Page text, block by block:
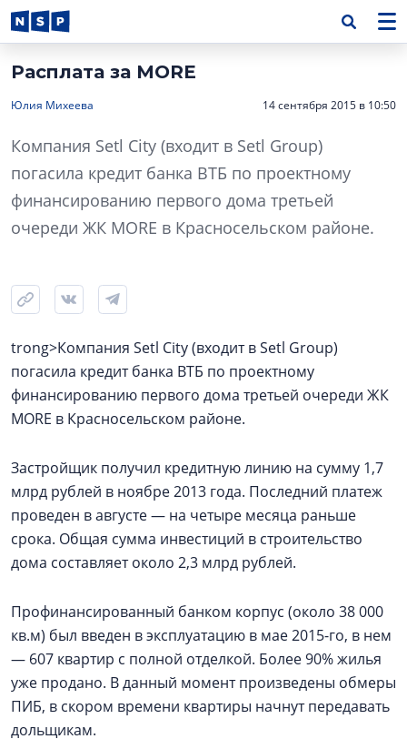
Расплата за MORE
Юлия Михеева 14 сентября 2015 в 10:50
Компания Setl City (входит в Setl Group)
погасила кредит банка ВТБ по проектному
финансированию первого дома третьей
очереди ЖК MORE в Красносельском районе.
trong>Компания Setl City (входит в Setl Group)
погасила кредит банка ВТБ по проектному
финансированию первого дома третьей очереди ЖК
MORE в Красносельском районе.
Застройщик получил кредитную линию на сумму 1,7
млрд рублей в ноябре 2013 года. Последний платеж
проведен в августе — на четыре месяца раньше
срока. Общая сумма инвестиций в строительство
дома составляет около 2,3 млрд рублей.
Профинансированный банком корпус (около 38 000
кв.м) был введен в эксплуатацию в мае 2015-го, в нем
— 607 квартир с полной отделкой. Более 90% жилья
уже продано. В данный момент произведены обмеры
ПИБ, в скором времени квартиры начнут передавать
дольщикам.